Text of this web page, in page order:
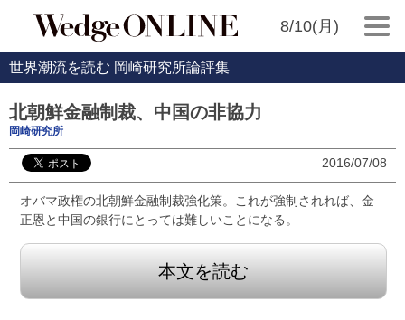
8/10(月)
世界潮流を読む 岡崎研究所論評集
北朝鮮金融制裁、中国の非協力
岡崎研究所
2016/07/08
オバマ政権の北朝鮮金融制裁強化策。これが強制されれば、金
正恩と中国の銀行にとっては難しいことになる。
本文を読む